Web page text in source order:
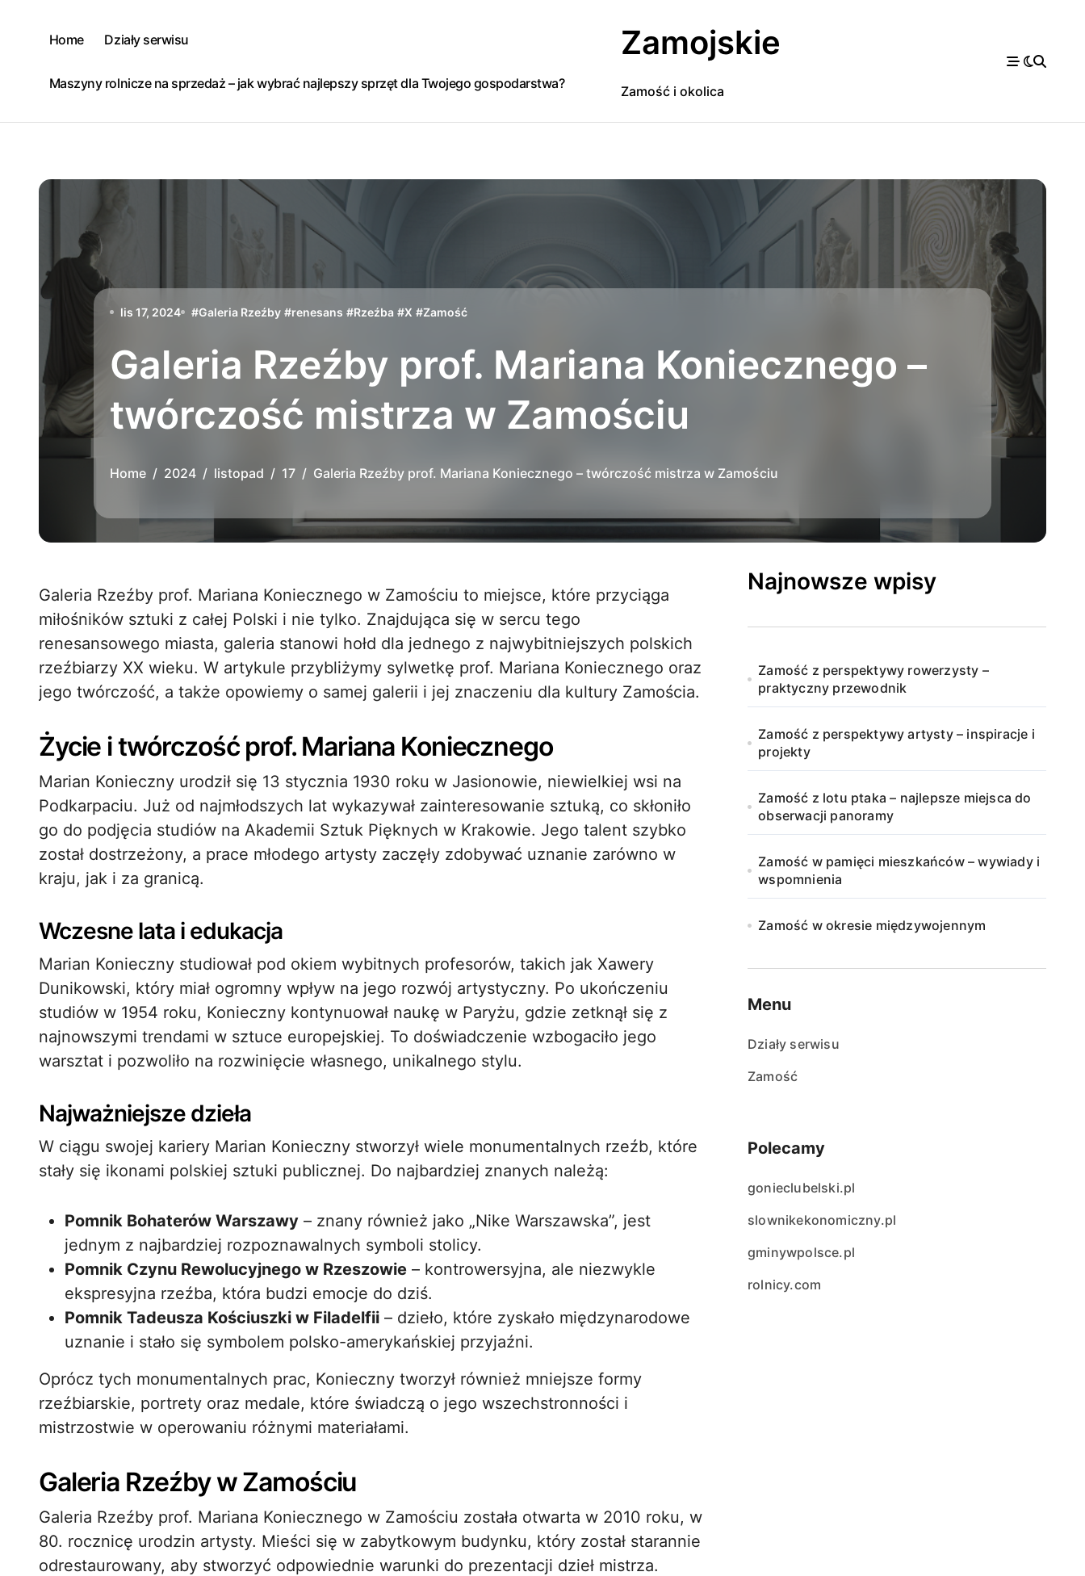
Home Działy serwisu
Maszyny rolnicze na sprzedaż – jak wybrać najlepszy sprzęt dla Twojego gospodarstwa?
Zamojskie
Zamość i okolica
lis 17, 2024 #Galeria Rzeźby #renesans #Rzeźba #X #Zamość
Galeria Rzeźby prof. Mariana Koniecznego –
twórczość mistrza w Zamościu
Home 2024 listopad 17 Galeria Rzeźby prof. Mariana Koniecznego – twórczość mistrza w Zamościu
Galeria Rzeźby prof. Mariana Koniecznego w Zamościu to miejsce, które przyciąga
miłośników sztuki z całej Polski i nie tylko. Znajdująca się w sercu tego
renesansowego miasta, galeria stanowi hołd dla jednego z najwybitniejszych polskich
rzeźbiarzy XX wieku. W artykule przybliżymy sylwetkę prof. Mariana Koniecznego oraz
jego twórczość, a także opowiemy o samej galerii i jej znaczeniu dla kultury Zamościa.
Życie i twórczość prof. Mariana Koniecznego
Marian Konieczny urodził się 13 stycznia 1930 roku w Jasionowie, niewielkiej wsi na
Podkarpaciu. Już od najmłodszych lat wykazywał zainteresowanie sztuką, co skłoniło
go do podjęcia studiów na Akademii Sztuk Pięknych w Krakowie. Jego talent szybko
został dostrzeżony, a prace młodego artysty zaczęły zdobywać uznanie zarówno w
kraju, jak i za granicą.
Wczesne lata i edukacja
Marian Konieczny studiował pod okiem wybitnych profesorów, takich jak Xawery
Dunikowski, który miał ogromny wpływ na jego rozwój artystyczny. Po ukończeniu
studiów w 1954 roku, Konieczny kontynuował naukę w Paryżu, gdzie zetknął się z
najnowszymi trendami w sztuce europejskiej. To doświadczenie wzbogaciło jego
warsztat i pozwoliło na rozwinięcie własnego, unikalnego stylu.
Najważniejsze dzieła
W ciągu swojej kariery Marian Konieczny stworzył wiele monumentalnych rzeźb, które
stały się ikonami polskiej sztuki publicznej. Do najbardziej znanych należą:
Pomnik Bohaterów Warszawy – znany również jako „Nike Warszawska”, jest
jednym z najbardziej rozpoznawalnych symboli stolicy.
Pomnik Czynu Rewolucyjnego w Rzeszowie – kontrowersyjna, ale niezwykle
ekspresyjna rzeźba, która budzi emocje do dziś.
Pomnik Tadeusza Kościuszki w Filadelfii – dzieło, które zyskało międzynarodowe
uznanie i stało się symbolem polsko-amerykańskiej przyjaźni.
Oprócz tych monumentalnych prac, Konieczny tworzył również mniejsze formy
rzeźbiarskie, portrety oraz medale, które świadczą o jego wszechstronności i
mistrzostwie w operowaniu różnymi materiałami.
Galeria Rzeźby w Zamościu
Galeria Rzeźby prof. Mariana Koniecznego w Zamościu została otwarta w 2010 roku, w
80. rocznicę urodzin artysty. Mieści się w zabytkowym budynku, który został starannie
odrestaurowany, aby stworzyć odpowiednie warunki do prezentacji dzieł mistrza.
Najnowsze wpisy
Zamość z perspektywy rowerzysty –
praktyczny przewodnik
Zamość z perspektywy artysty – inspiracje i
projekty
Zamość z lotu ptaka – najlepsze miejsca do
obserwacji panoramy
Zamość w pamięci mieszkańców – wywiady i
wspomnienia
Zamość w okresie międzywojennym
Menu
Działy serwisu
Zamość
Polecamy
gonieclubelski.pl
slownikekonomiczny.pl
gminywpolsce.pl
rolnicy.com